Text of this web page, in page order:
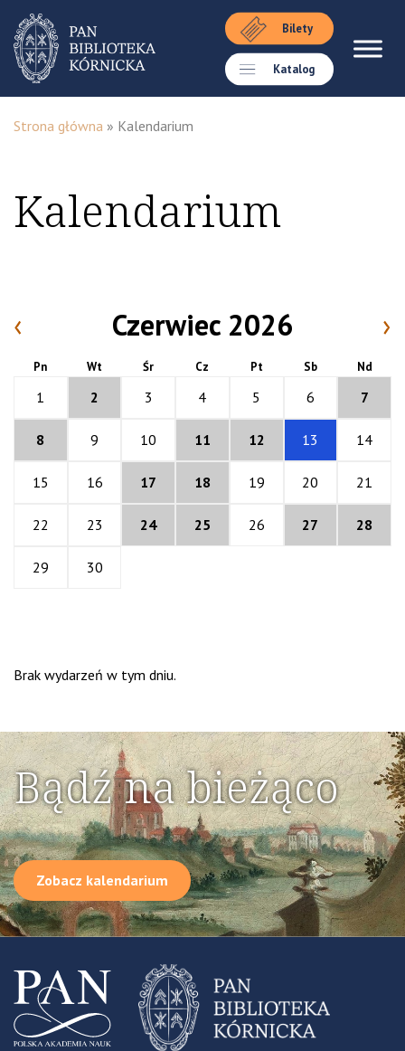
Bilety
Katalog
Strona główna » Kalendarium
Kalendarium
‹ Czerwiec 2026 ›
Pn Wt Śr Cz Pt Sb Nd
1 2 3 4 5 6 7
8 9 10 11 12 13 14
15 16 17 18 19 20 21
22 23 24 25 26 27 28
29 30
Brak wydarzeń w tym dniu.
Bądź na bieżąco
Zobacz kalendarium